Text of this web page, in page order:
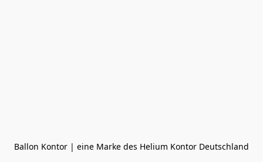
Ballon Kontor | eine Marke des Helium Kontor Deutschland